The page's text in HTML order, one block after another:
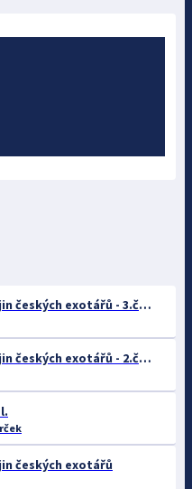
Zapomenuté střípky z dějin českých exotářů - 3.část
Zapomenuté střípky z dějin českých exotářů - 2.část
českých exotářů